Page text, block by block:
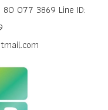
077 3869 Line ID: